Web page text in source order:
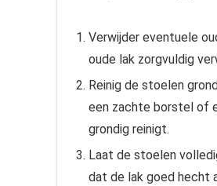
Verwijder eventuele
oude lak zorgvuldig
Reinig de stoelen
een zachte borstel of
grondig reinigt.
Laat de stoelen
dat de lak goed hecht